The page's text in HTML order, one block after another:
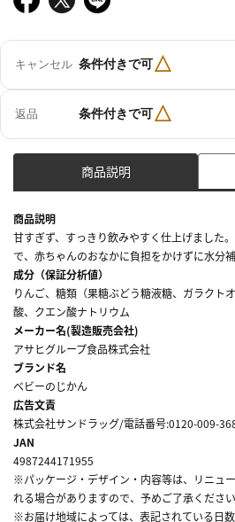
キャンセル 条件付きで可△
返品 条件付きで可△
商品説明
商品説明
甘すぎず、すっきり飲みやすく仕上げました
で、赤ちゃんのおなかに負担をかけずに水分
成分（保証分析値）
りんご、糖類（果糖ぶどう糖液糖、ガラクト
酸、クエン酸ナトリウム
メーカー名(製造販売会社)
アサヒグループ食品株式会社
ブランド名
ベビーのじかん
広告文責
株式会社サンドラッグ/電話番号:0120-009-
JAN
4987244171955
※パッケージ・デザイン・内容等は、リニュ
れる場合がありますので、予めご了承ください
※お届け地域によっては、表記されている日